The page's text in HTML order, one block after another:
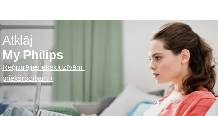
Atklāj
My Philips
Reģistrējies ekskluzīvām
priekšrocībām